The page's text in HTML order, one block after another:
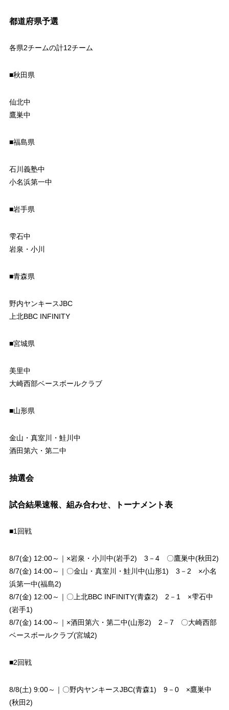
都道府県予選
各県2チームの計12チーム
■秋田県
仙北中
鷹巣中
■福島県
石川義塾中
小名浜第一中
■岩手県
雫石中
岩泉・小川
■青森県
野内ヤンキースJBC
上北BBC INFINITY
■宮城県
美里中
大崎西部ベースボールクラブ
■山形県
金山・真室川・鮭川中
酒田第六・第二中
抽選会
試合結果速報、組み合わせ、トーナメント表
■1回戦
8/7(金) 12:00～｜×岩泉・小川中(岩手2) 3－4 〇鷹巣中(秋田2)
8/7(金) 14:00～｜〇金山・真室川・鮭川中(山形1) 3－2 ×小名
浜第一中(福島2)
8/7(金) 12:00～｜〇上北BBC INFINITY(青森2) 2－1 ×雫石中
(岩手1)
8/7(金) 14:00～｜×酒田第六・第二中(山形2) 2－7 〇大崎西部
ベースボールクラブ(宮城2)
■2回戦
8/8(土) 9:00～｜〇野内ヤンキースJBC(青森1) 9－0 ×鷹巣中
(秋田2)